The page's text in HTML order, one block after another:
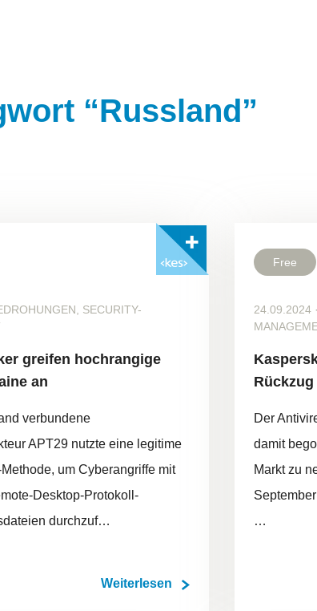
“Russland”
SECURITY-
greifen hochrangige
an
verbundene
APT29 nutzte eine legitime
um Cyberangriffe mit
Desktop-Protokoll-
durchzuf…
Weiterlesen
Free
24.09.2024 ·
Der
damit
Markt zu
…